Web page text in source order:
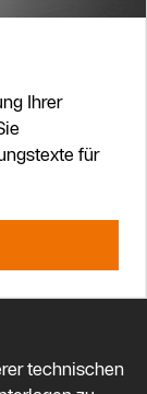
Ihrer
für
technischen